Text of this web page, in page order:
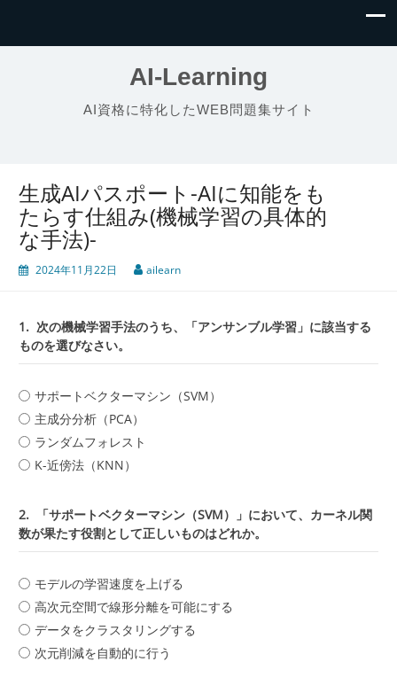
AI-Learning
AI資格に特化したWEB問題集サイト
生成AIパスポート-AIに知能をも
たらす仕組み(機械学習の具体的
な手法)-
2024年11月22日 ailearn
1. 次の機械学習手法のうち、「アンサンブル学習」に該当する
ものを選びなさい。
サポートベクターマシン（SVM）
主成分分析（PCA）
ランダムフォレスト
K-近傍法（KNN）
2.
「サポートベクターマシン（SVM）」において、カーネル関
数が果たす役割として正しいものはどれか。
モデルの学習速度を上げる
高次元空間で線形分離を可能にする
データをクラスタリングする
次元削減を自動的に行う